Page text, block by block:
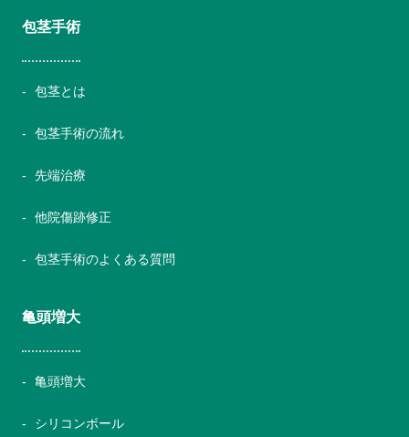
包茎手術
包茎とは
包茎手術の流れ
先端治療
他院傷跡修正
包茎手術のよくある質問
亀頭増大
亀頭増大
シリコンボール